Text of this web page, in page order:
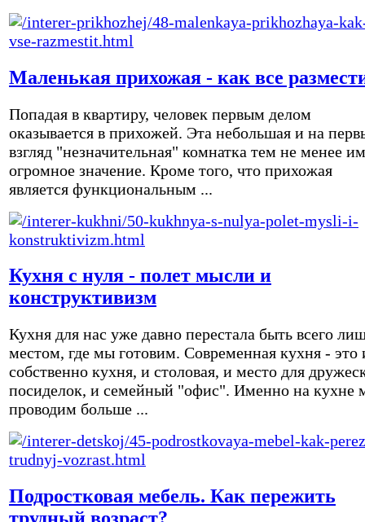
Маленькая прихожая - как все
Попадая в квартиру, человек первым делом
оказывается в прихожей. Эта небольшая и на
взгляд "незначительная" комнатка тем не менее
огромное значение. Кроме того, что прихожая
является функциональным ...
Кухня с нуля - полет мысли и
конструктивизм
Кухня для нас уже давно перестала быть всего
местом, где мы готовим. Современная кухня - это
собственно кухня, и столовая, и место для
посиделок, и семейный "офис". Именно на кухне
проводим больше ...
Подростковая мебель. Как пережить